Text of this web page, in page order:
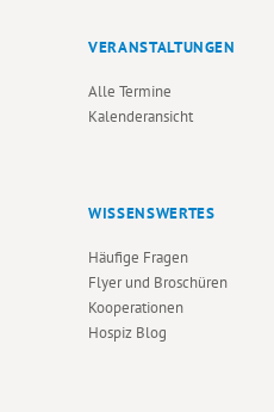
VERANSTALTUNGEN
Alle Termine
Kalenderansicht
WISSENSWERTES
Häufige Fragen
Flyer und Broschüren
Kooperationen
Hospiz Blog